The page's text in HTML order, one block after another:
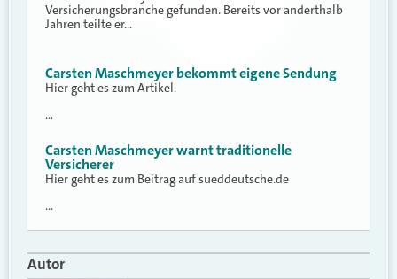
Versicherungsbranche gefunden. Bereits vor anderthalb
Jahren teilte er…
Carsten Maschmeyer bekommt eigene Sendung
Hier geht es zum Artikel.
…
Carsten Maschmeyer warnt traditionelle
Versicherer
Hier geht es zum Beitrag auf sueddeutsche.de
…
Autor